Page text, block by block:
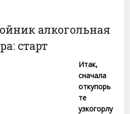
алкогольная
старт
Итак,
сначала
откупорь
те
узкогорлу